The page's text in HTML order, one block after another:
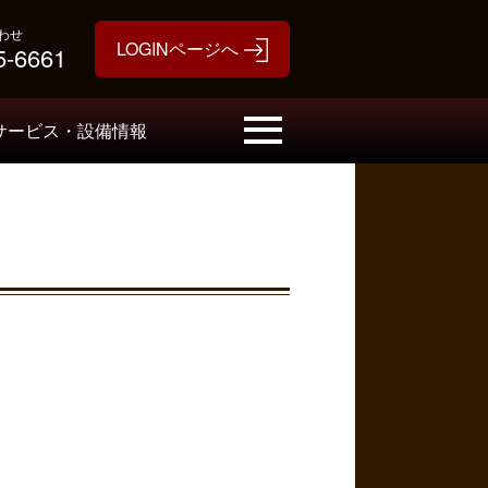
せ
6661
ービス・設備情報